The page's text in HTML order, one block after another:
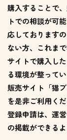
購入することで
トでの相談が可
応しております
ない方、これま
サイトで購入し
る環境が整って
販売サイト「猫
を是非ご利用く
登録申請は、運
の掲載ができる